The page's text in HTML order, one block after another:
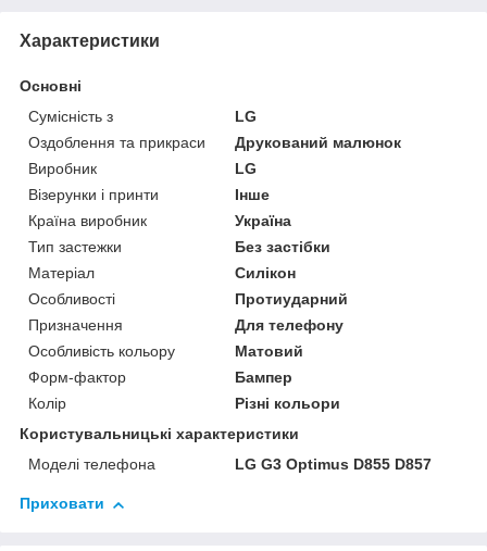
Характеристики
Основні
Сумісність з
LG
Оздоблення та прикраси
Друкований малюнок
Виробник
LG
Візерунки і принти
Інше
Країна виробник
Україна
Тип застежки
Без застібки
Матеріал
Силікон
Особливості
Протиударний
Призначення
Для телефону
Особливість кольору
Матовий
Форм-фактор
Бампер
Колір
Різні кольори
Користувальницькі характеристики
Моделі телефона
LG G3 Optimus D855 D857
Приховати